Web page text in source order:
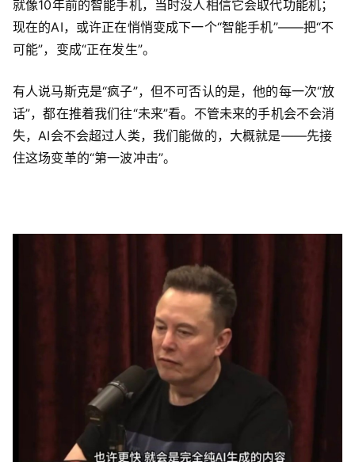
就像10年前的智能手机，当时没人相信它会取代功能机；
现在的AI，或许正在悄悄变成下一个“智能手机”——把“不
可能”，变成“正在发生”。
有人说马斯克是“疯子”，但不可否认的是，他的每一次“放
话”，都在推着我们往“未来”看。不管未来的手机会不会消
失，AI会不会超过人类，我们能做的，大概就是——先接
住这场变革的“第一波冲击”。